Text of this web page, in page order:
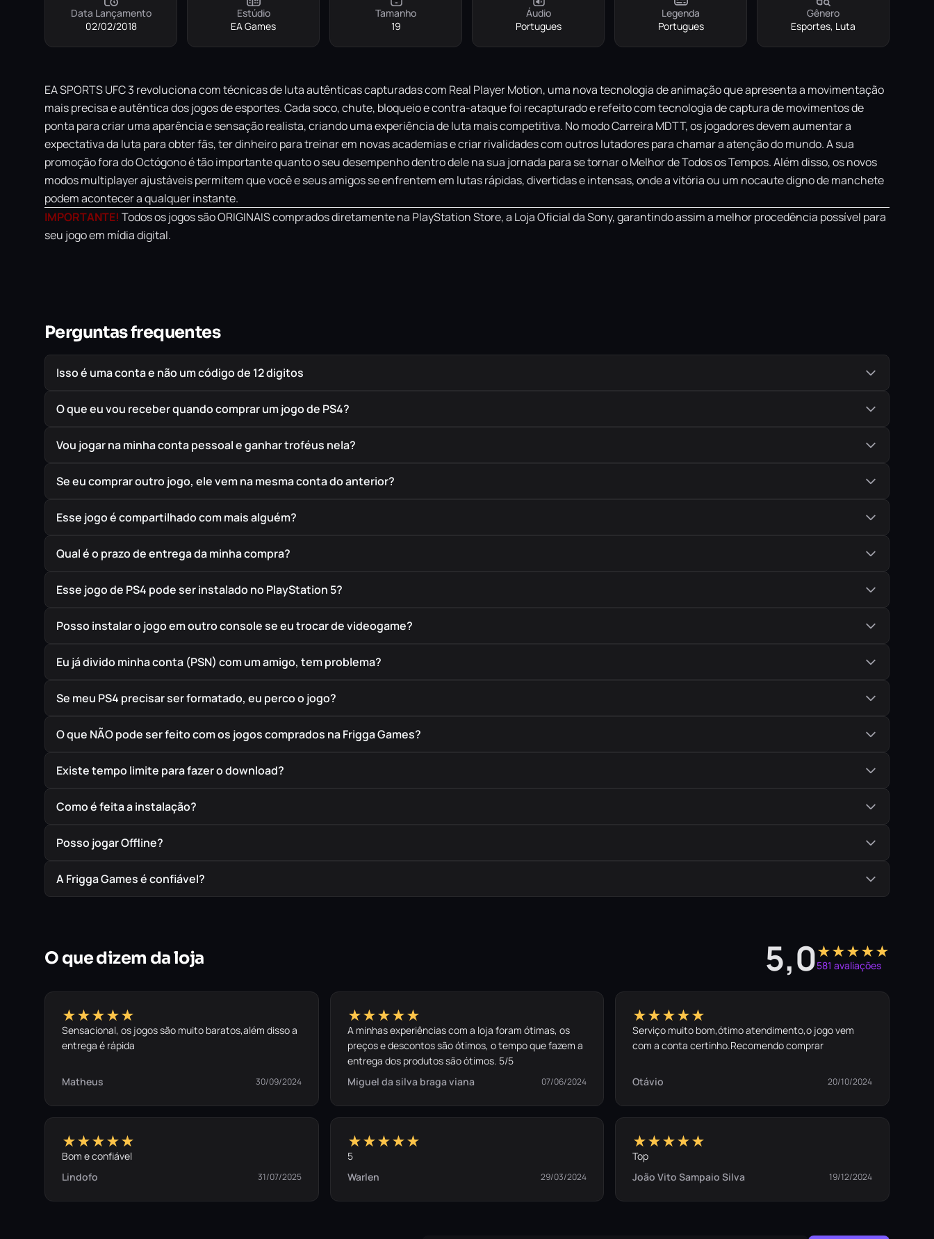
Data Lançamento
02/02/2018
Estúdio
EA Games
Tamanho
19
Áudio
Portugues
Legenda
Portugues
Gênero
Esportes, Luta
EA SPORTS UFC 3 revoluciona com técnicas de luta autênticas capturadas com Real Player Motion, uma nova tecnologia de animação que apresenta a movimentação
mais precisa e autêntica dos jogos de esportes. Cada soco, chute, bloqueio e contra-ataque foi recapturado e refeito com tecnologia de captura de movimentos de
ponta para criar uma aparência e sensação realista, criando uma experiência de luta mais competitiva. No modo Carreira MDTT, os jogadores devem aumentar a
expectativa da luta para obter fãs, ter dinheiro para treinar em novas academias e criar rivalidades com outros lutadores para chamar a atenção do mundo. A sua
promoção fora do Octógono é tão importante quanto o seu desempenho dentro dele na sua jornada para se tornar o Melhor de Todos os Tempos. Além disso, os novos
modos multiplayer ajustáveis permitem que você e seus amigos se enfrentem em lutas rápidas, divertidas e intensas, onde a vitória ou um nocaute digno de manchete
podem acontecer a qualquer instante.
IMPORTANTE! Todos os jogos são ORIGINAIS comprados diretamente na PlayStation Store, a Loja Oficial da Sony, garantindo assim a melhor procedência possível para
seu jogo em mídia digital.
Perguntas frequentes
Isso é uma conta e não um código de 12 digitos
O que eu vou receber quando comprar um jogo de PS4?
Vou jogar na minha conta pessoal e ganhar troféus nela?
Se eu comprar outro jogo, ele vem na mesma conta do anterior?
Esse jogo é compartilhado com mais alguém?
Qual é o prazo de entrega da minha compra?
Esse jogo de PS4 pode ser instalado no PlayStation 5?
Posso instalar o jogo em outro console se eu trocar de videogame?
Eu já divido minha conta (PSN) com um amigo, tem problema?
Se meu PS4 precisar ser formatado, eu perco o jogo?
O que NÃO pode ser feito com os jogos comprados na Frigga Games?
Existe tempo limite para fazer o download?
Como é feita a instalação?
Posso jogar Offline?
A Frigga Games é confiável?
O que dizem da loja 5,0★★★★★
581 avaliações
★★★★★
Sensacional, os jogos são muito baratos,além disso a
entrega é rápida
Matheus 30/09/2024
★★★★★
A minhas experiências com a loja foram ótimas, os
preços e descontos são ótimos, o tempo que fazem a
entrega dos produtos são ótimos. 5/5
Miguel da silva braga viana
07/06/2024
★★★★★
Serviço muito bom,ótimo atendimento,o jogo vem
com a conta certinho.Recomendo comprar
Otávio 20/10/2024
★★★★★
Bom e confiável
Lindofo
31/07/2025
★★★★★
5
Warlen
29/03/2024
★★★★★
Top
João Vito Sampaio Silva
19/12/2024